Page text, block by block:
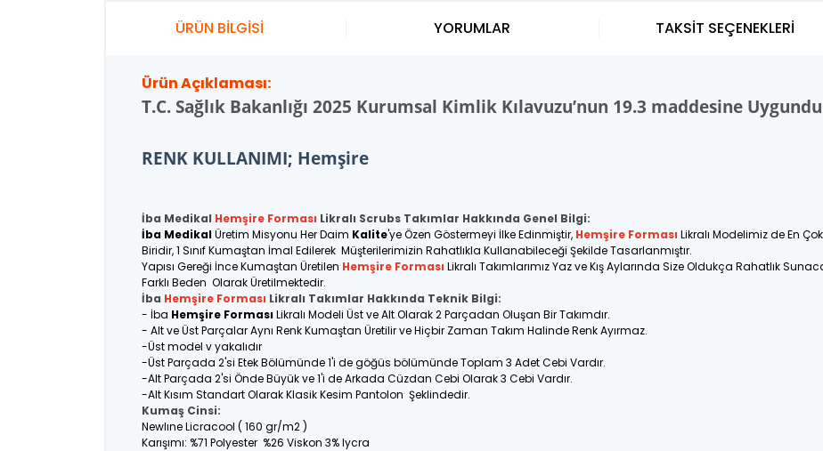
ÜRÜN BİLGİSİ
Ürün Açıklaması:
T.C. Sağlık Bakanlığı 2025 Kurumsal Kimlik Kılavuzu’nun 19.3 maddesine
RENK KULLANIMI; Hemşire
İba Medikal Hemşire Forması Likralı Scrubs Takımlar Hakkında Genel Bilgi:
İba MedikalÜretim Misyonu Her Daim Kalite'ye Özen Göstermeyi İlke Edinmiştir, Hemşire Forması Likralı Modelimiz de En Çok
Biridir, 1 Sınıf Kumaştan İmal Edilerek Müşterilerimizin Rahatlıkla Kullanabileceği Şekilde Tasarlanmıştır.
Yapısı Gereği İnce Kumaştan Üretilen Hemşire Forması Likralı Takımlarımız Yaz ve Kış Aylarında Size Oldukça Rahatlık
Farklı Beden Olarak Üretilmektedir.
İba Hemşire Forması Likralı Takımlar Hakkında Teknik Bilgi:
- İba Hemşire FormasıLikralı Modeli Üst ve Alt Olarak 2 Parçadan Oluşan Bir Takımdır.
- Alt ve Üst Parçalar Aynı Renk Kumaştan Üretilir ve Hiçbir Zaman Takım Halinde Renk Ayırmaz.
-Üst model v yakalıdır
-Üst Parçada 2'si Etek Bölümünde 1'i de göğüs bölümünde Toplam 3 Adet Cebi Vardır.
-Alt Parçada 2'si Önde Büyük ve 1'i de Arkada Cüzdan Cebi Olarak 3 Cebi Vardır.
-Alt Kısım Standart Olarak Klasik Kesim Pantolon Şeklindedir.
Kumaş Cinsi:
Newlıne Licracool ( 160 gr/m2 )
Karışımı: %71 Polyester %26 Viskon 3% lycra
YORUMLAR TAKSİT SEÇENEKLERİ